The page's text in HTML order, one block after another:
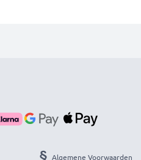
Algemene Voorwaarden